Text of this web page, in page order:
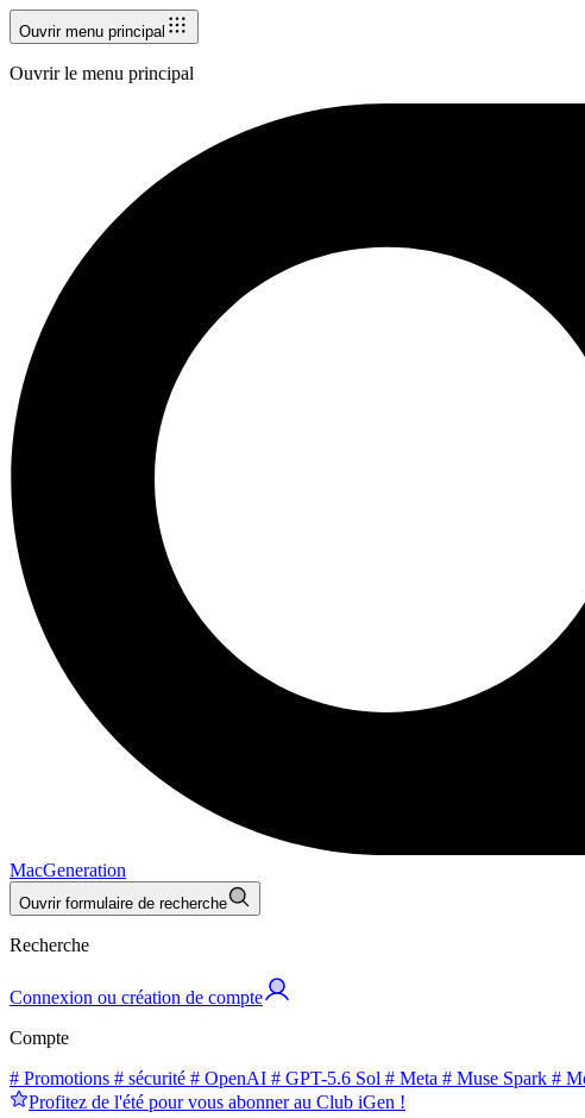
Ouvrir menu principal
Ouvrir le menu principal
MacGeneration
Ouvrir formulaire de recherche
Recherche
Connexion ou création de compte
Compte
# Promotions # sécurité # OpenAI # GPT-5.6 Sol # Meta # Muse Spark #
Profitez de l'été pour vous abonner au Club iGen !